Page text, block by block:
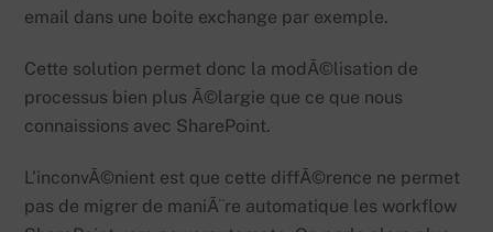
email dans une boite exchange par exemple.
Cette solution permet donc la modÃ©lisation de
processus bien plus Ã©largie que ce que nous
connaissions avec SharePoint.
L’inconvÃ©nient est que cette diffÃ©rence ne permet
pas de migrer de maniÃ¨re automatique les workflow